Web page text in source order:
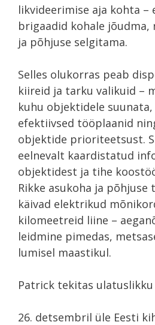
likvideerimise aja kohta –
brigaadid kohale jõudma,
ja põhjuse selgitama.
Selles olukorras peab
kiireid ja tarku valikuid –
kuhu objektidele
efektiivsed tööplaanid
objektide prioriteetsust.
eelnevalt kaardistatud
objektidest ja tihe
Rikke asukoha ja põhjuse
käivad elektrikud
kilomeetreid liine –
leidmine pimedas,
lumisel maastikul.
Patrick tekitas ulatuslikku
26. detsembril üle Eesti